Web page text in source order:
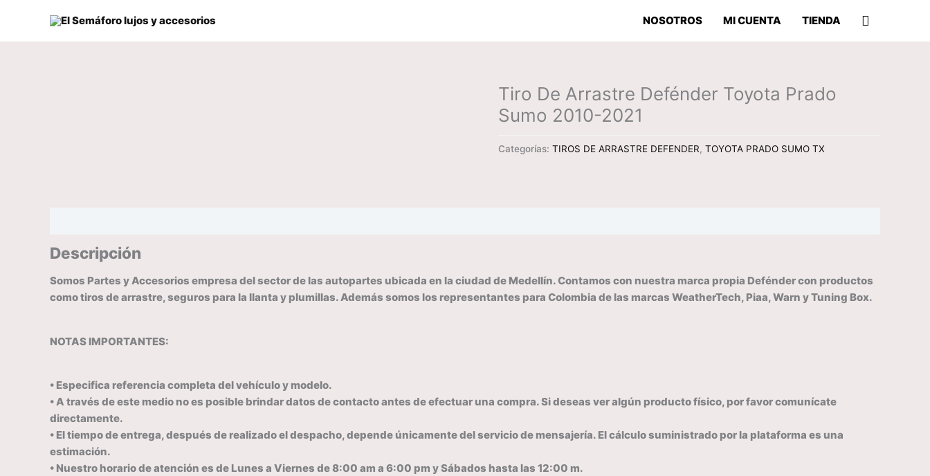
NOSOTROS MI CUENTA TIENDA Buscar
Tiro De Arrastre Defénder Toyota Prado
Sumo 2010-2021
Categorías: TIROS DE ARRASTRE DEFENDER, TOYOTA PRADO SUMO TX
Descripción
Somos Partes y Accesorios empresa del sector de las autopartes ubicada en la ciudad de Medellín. Contamos con nuestra marca propia Defénder con productos
como tiros de arrastre, seguros para la llanta y plumillas. Además somos los representantes para Colombia de las marcas WeatherTech, Piaa, Warn y Tuning Box.
NOTAS IMPORTANTES:
• Especifica referencia completa del vehículo y modelo.
• A través de este medio no es posible brindar datos de contacto antes de efectuar una compra. Si deseas ver algún producto físico, por favor comunícate
directamente.
• El tiempo de entrega, después de realizado el despacho, depende únicamente del servicio de mensajería. El cálculo suministrado por la plataforma es una
estimación.
• Nuestro horario de atención es de Lunes a Viernes de 8:00 am a 6:00 pm y Sábados hasta las 12:00 m.